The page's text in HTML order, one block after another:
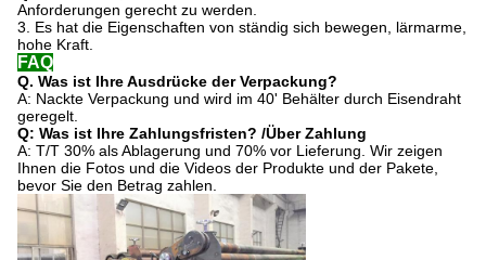
Anforderungen gerecht zu werden.
3. Es hat die Eigenschaften von ständig sich bewegen, lärmarme,
hohe Kraft.
FAQ
Q. Was ist Ihre Ausdrücke der Verpackung?
A: Nackte Verpackung und wird im 40' Behälter durch Eisendraht
geregelt.
Q: Was ist Ihre Zahlungsfristen? /Über Zahlung
A: T/T 30% als Ablagerung und 70% vor Lieferung. Wir zeigen
Ihnen die Fotos und die Videos der Produkte und der Pakete,
bevor Sie den Betrag zahlen.